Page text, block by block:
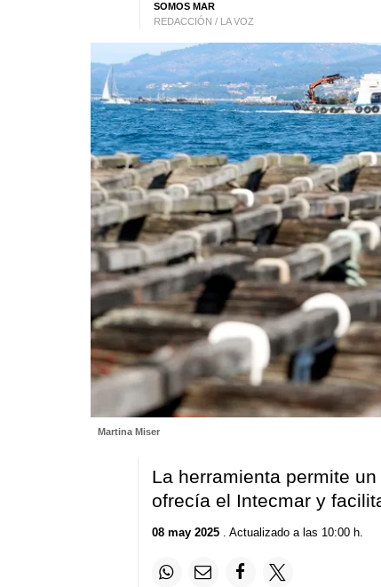
SOMOS MAR
REDACCIÓN / LA VOZ
Martina Miser
La herramienta permite
ofrecía el Intecmar y
08 may 2025. Actualizado a las 10:00 h.